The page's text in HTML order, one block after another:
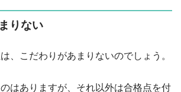
りない
、こだわりがあまりないのでしょう。
はありますが、それ以外は合格点を付